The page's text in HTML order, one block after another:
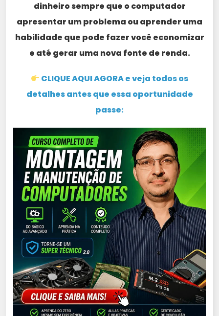
dinheiro sempre que o computador
apresentar um problema ou aprender uma
habilidade que pode fazer você economizar
e até gerar uma nova fonte de renda.
CLIQUE AQUI AGORA e veja todos os
detalhes antes que essa oportunidade
passe: